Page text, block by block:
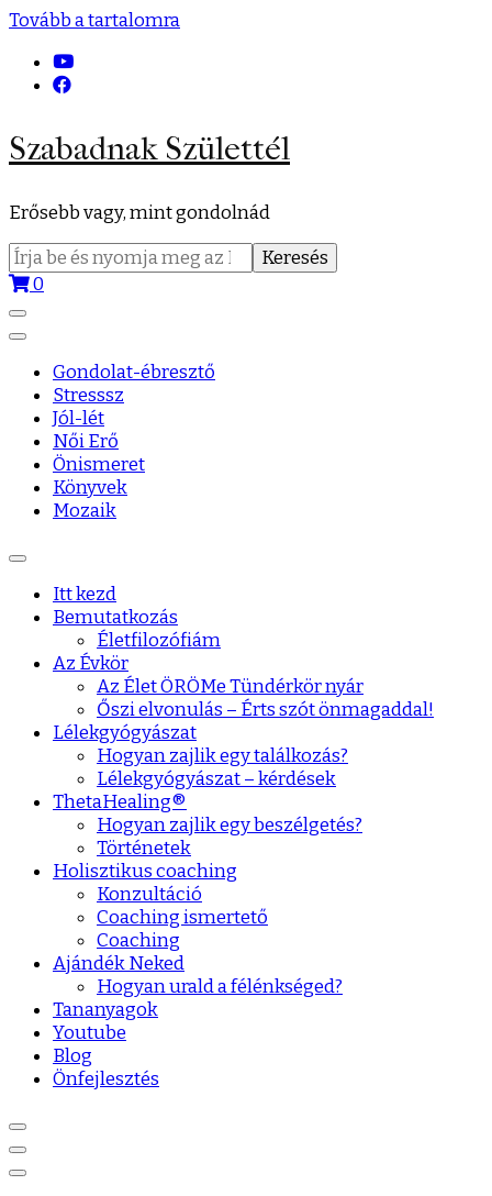
Tovább a tartalomra
Szabadnak Születtél
Erősebb vagy, mint gondolnád
Keresés:
0
Gondolat-ébresztő
Stresssz
Jól-lét
Női Erő
Önismeret
Könyvek
Mozaik
Itt kezd
Bemutatkozás
Életfilozófiám
Az Évkör
Az Élet ÖRÖMe Tündérkör nyár
Őszi elvonulás – Érts szót önmagaddal!
Lélekgyógyászat
Hogyan zajlik egy találkozás?
Lélekgyógyászat – kérdések
ThetaHealing®
Hogyan zajlik egy beszélgetés?
Történetek
Holisztikus coaching
Konzultáció
Coaching ismertető
Coaching
Ajándék Neked
Hogyan urald a félénkséged?
Tananyagok
Youtube
Blog
Önfejlesztés